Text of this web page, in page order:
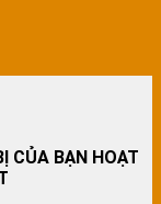
CỦA BẠN HOẠT